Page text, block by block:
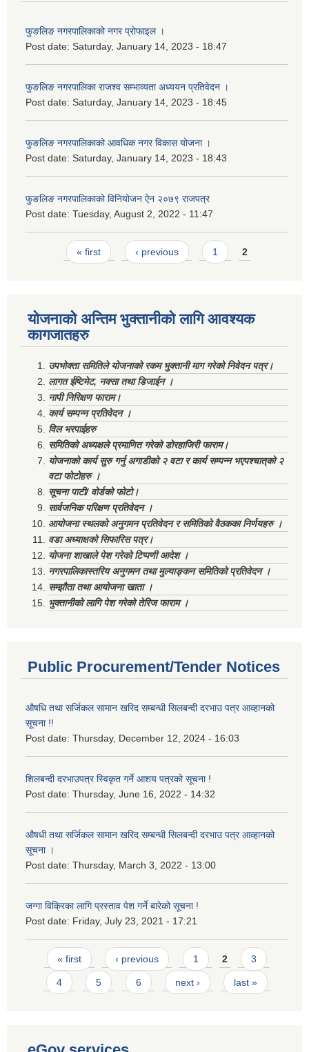
फुङलिङ नगरपालिकाको नगर प्रोफाइल ।
Post date: Saturday, January 14, 2023 - 18:47
फुङलिङ नगरपालिका राजश्व सम्भाव्यता अध्ययन प्रतिवेदन ।
Post date: Saturday, January 14, 2023 - 18:45
फुङलिङ नगरपालिकाको आवधिक नगर विकास योजना ।
Post date: Saturday, January 14, 2023 - 18:43
फुङलिङ नगरपालिकाको विनियोजन ऐन २०७९ राजपत्र
Post date: Tuesday, August 2, 2022 - 11:47
Pages« first ‹ previous 1 2
योजनाको अन्तिम भुक्तानीको लागि आवश्यक
कागजातहरु
उपभोक्ता समितिले योजनाको रकम भुक्तानी माग गरेको निवेदन पत्र।
लागत ईष्टिमेट, नक्सा तथा डिजाईन ।
नापी निरिक्षण फाराम।
कार्य सम्पन्न प्रतिवेदन ।
विल भरपाईहरु
समितिको अध्यक्षले प्रमाणित गरेको डोरहाजिरी फाराम।
योजनाको कार्य सुरु गर्नु अगाडीको २ वटा र कार्य सम्पन्न भएपश्चात्‌को २
वटा फोटोहरु ।
सूचना पाटी/ वोर्डको फोटो।
सार्वजनिक परिक्षण प्रतिवेदन ।
आयोजना स्थलको अनुगमन प्रतिवेदन र समितिको वैठकका निर्णयहरु ।
वडा अध्याक्षको सिफारिस पत्र।
योजना शाखाले पेश गरेको टिप्पणी आदेश ।
नगरपालिकास्तरिय अनुगमन तथा मुल्याङ्कन समितिको प्रतिवेदन ।
सम्झौता तथा आयोजना खाता ।
भुक्तानीको लागि पेश गरेको तेरिज फाराम ।
Public Procurement/Tender Notices
औषधि तथा सर्जिकल सामान खरिद सम्बन्धी सिलबन्दी दरभाउ पत्र आव्हानको
सूचना !!
Post date: Thursday, December 12, 2024 - 16:03
शिलबन्दी दरभाउपत्र स्विकृत गर्ने आशय पत्रको सूचना !
Post date: Thursday, June 16, 2022 - 14:32
औषधी तथा सर्जिकल सामान खरिद सम्बन्धी सिलबन्दी दरभाउ पत्र आव्हानको
सूचना ।
Post date: Thursday, March 3, 2022 - 13:00
जग्गा विक्रिका लागि प्रस्ताव पेश गर्ने बारेको सूचना !
Post date: Friday, July 23, 2021 - 17:21
Pages
« first ‹ previous 1 2 3
4 5 6 next › last »